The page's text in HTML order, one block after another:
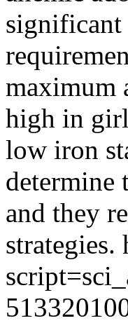
significant
maximum
high in
low iron
determine
and they
strategies.